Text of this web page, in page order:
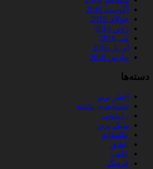
آگوست 2016
جولای 2016
ژوئن 2016
می 2016
آوریل 2016
مارس 2016
دسته‌ها
اخبار برتر
دسته‌بندی نشده
زناشویی
سبک برتر
عاشقانه
عشق
علمی
فرهنگ